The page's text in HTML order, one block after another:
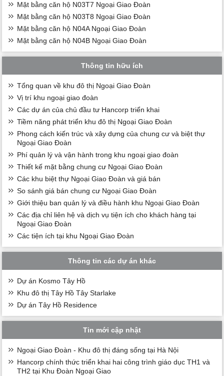
Mặt bằng căn hộ N03T7 Ngoại Giao Đoàn
Mặt bằng căn hộ N03T8 Ngoại Giao Đoàn
Mặt bằng căn hộ N04A Ngoại Giao Đoàn
Mặt bằng căn hộ N04B Ngoại Giao Đoàn
Thông tin hữu ích
Tổng quan về khu đô thị Ngoại Giao Đoàn
Vị trí khu ngoại giao đoàn
Các dự án của chủ đầu tư Hancorp triển khai
Tiềm năng phát triển khu đô thị Ngoại Giao Đoàn
Phong cách kiến trúc và xây dựng của chung cư và biệt thự
Ngoại Giao Đoàn
Phí quản lý và vận hành trong khu ngoại giao đoàn
Thiết kế mặt bằng chung cư Ngoại Giao Đoàn
Các khu biệt thự Ngoại Giao Đoàn và giá bán
So sánh giá bán chung cư Ngoại Giao Đoàn
Giới thiệu ban quản lý và điều hành khu Ngoại Giao Đoàn
Các địa chỉ liên hệ và dịch vụ tiện ích cho khách hàng tại
Ngoại Giao Đoàn
Các tiện ích tại khu Ngoại Giao Đoàn
Thông tin các dự án khác
Dự án Kosmo Tây Hồ
Khu đô thị Tây Hồ Tây Starlake
Dự án Tây Hồ Residence
Tin mới cập nhật
Ngoại Giao Đoàn - Khu đô thị đáng sống tại Hà Nội
Hancorp chính thức triển khai hai công trình giáo dục TH1 và
TH2 tại Khu Đoàn Ngoại Giao